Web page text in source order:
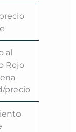
al
Rojo
precio